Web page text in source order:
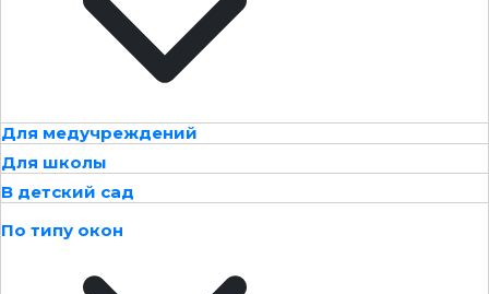
Для медучреждений
Для школы
В детский сад
По типу окон